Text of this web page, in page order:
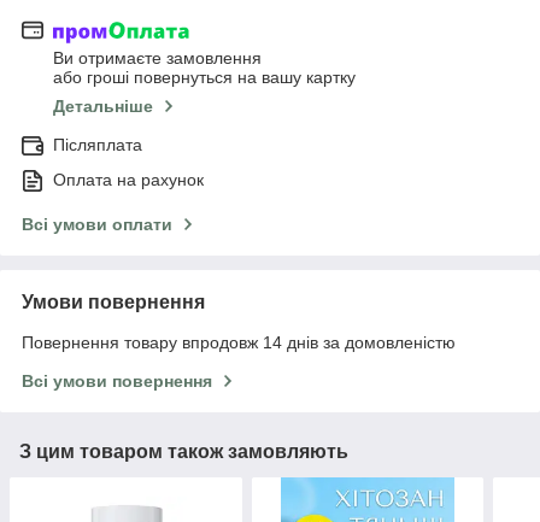
Ви отримаєте замовлення
або гроші повернуться на вашу картку
Детальніше
Післяплата
Оплата на рахунок
Всі умови оплати
Умови повернення
Повернення товару впродовж 14 днів за домовленістю
Всі умови повернення
З цим товаром також замовляють